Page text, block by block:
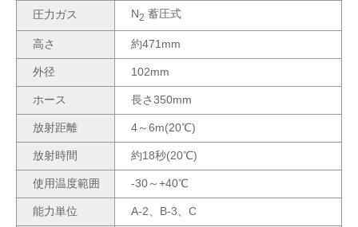
圧力ガス N2 蓄圧式
高さ 約471mm
外径 102mm
ホース 長さ350mm
放射距離 4～6m(20℃)
放射時間 約18秒(20℃)
使用温度範囲 ‐30～+40℃
能力単位 A‐2、B‐3、C